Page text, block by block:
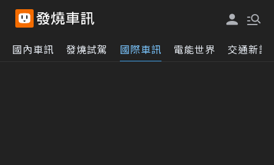
國內車訊 發燒試駕 國際車訊 電能世界 交通新訊